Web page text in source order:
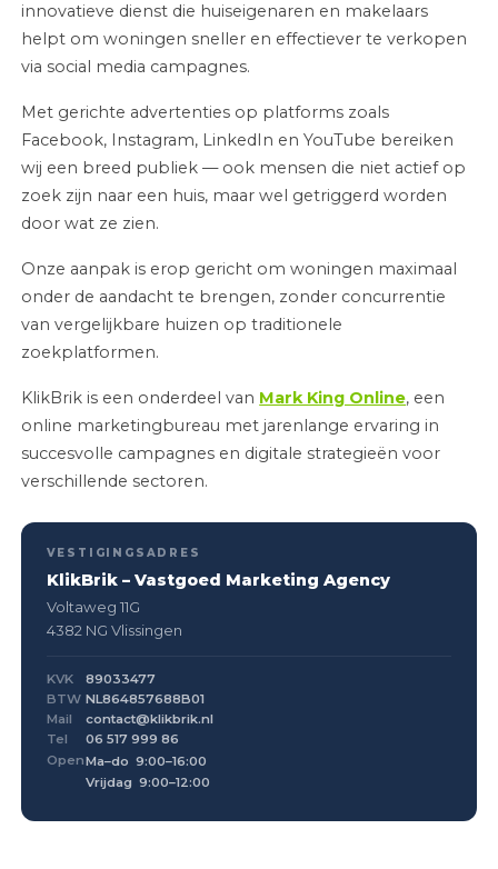
innovatieve dienst die huiseigenaren en makelaars
helpt om woningen sneller en effectiever te verkopen
via social media campagnes.
Met gerichte advertenties op platforms zoals
Facebook, Instagram, LinkedIn en YouTube bereiken
wij een breed publiek — ook mensen die niet actief op
zoek zijn naar een huis, maar wel getriggerd worden
door wat ze zien.
Onze aanpak is erop gericht om woningen maximaal
onder de aandacht te brengen, zonder concurrentie
van vergelijkbare huizen op traditionele
zoekplatformen.
KlikBrik is een onderdeel van Mark King Online, een
online marketingbureau met jarenlange ervaring in
succesvolle campagnes en digitale strategieën voor
verschillende sectoren.
VESTIGINGSADRES
KlikBrik – Vastgoed Marketing Agency
Voltaweg 11G
4382 NG Vlissingen
KVK
89033477
BTW NL864857688B01
Mail
contact@klikbrik.nl
Tel
06 517 999 86
OpenMa–do 9:00–16:00
Vrijdag 9:00–12:00